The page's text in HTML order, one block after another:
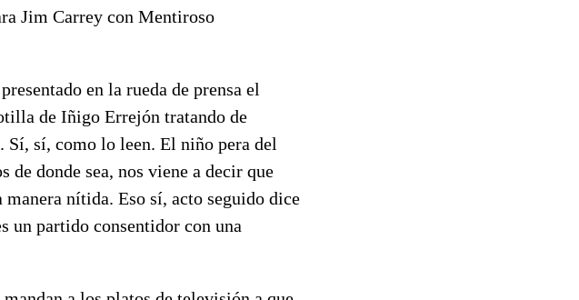
Jim Carrey con Mentiroso
en la rueda de prensa el
de Iñigo Errejón tratando de
Sí, sí, como lo leen. El niño pera del
donde sea, nos viene a decir que
manera nítida. Eso sí, acto seguido dice
un partido consentidor con una